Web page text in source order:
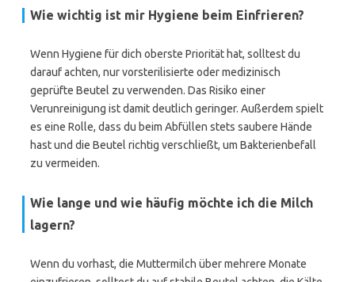
Wie wichtig ist mir Hygiene beim Einfrieren?
Wenn Hygiene für dich oberste Priorität hat, solltest du
darauf achten, nur vorsterilisierte oder medizinisch
geprüfte Beutel zu verwenden. Das Risiko einer
Verunreinigung ist damit deutlich geringer. Außerdem spielt
es eine Rolle, dass du beim Abfüllen stets saubere Hände
hast und die Beutel richtig verschließt, um Bakterienbefall
zu vermeiden.
Wie lange und wie häufig möchte ich die Milch
lagern?
Wenn du vorhast, die Muttermilch über mehrere Monate